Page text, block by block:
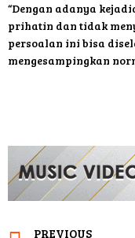
“Dengan adanya
prihatin dan tidak
persoalan ini bisa
mengesampingkan
PREVIOUS